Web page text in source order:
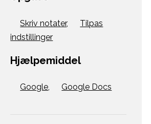
Skriv notater,
Tilpas
indstillinger
Hjælpemiddel
Google, Google Docs